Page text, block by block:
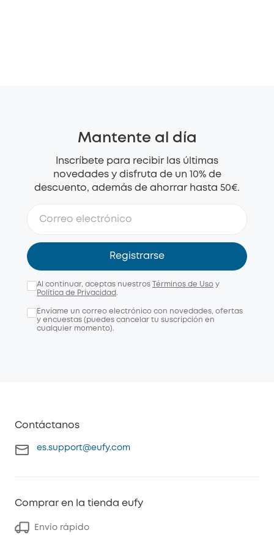
Mantente al día
Inscríbete para recibir las últimas
novedades y disfruta de un 10% de
descuento, además de ahorrar hasta 50€.
Registrarse
Al continuar, aceptas nuestros Términos de Uso y
Política de Privacidad.
Envíame un correo electrónico con novedades, ofertas
y encuestas (puedes cancelar tu suscripción en
cualquier momento).
Contáctanos
es.support@eufy.com
Comprar en la tienda eufy
Envío rápido